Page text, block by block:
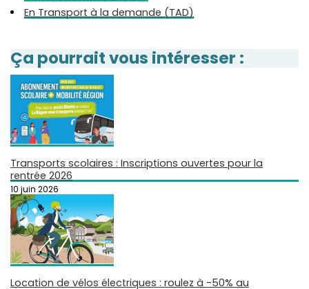
En Transport à la demande (TAD)
Ça pourrait vous intéresser :
Transports scolaires : Inscriptions ouvertes pour la
rentrée 2026
10 juin 2026
Location de vélos électriques : roulez à -50% au